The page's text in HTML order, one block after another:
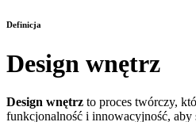
Definicja
Design wnętrz
Design wnętrz to proces twórczy,
funkcjonalność i innowacyjność, aby